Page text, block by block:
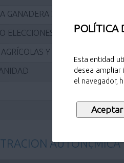
POLÍTICA
Esta entidad
desea ampliar
el navegador,
GANADERA 2011
ELECCIONES MUNICIPALES
Y CICLOMOTORES A
AUTON¢MICA